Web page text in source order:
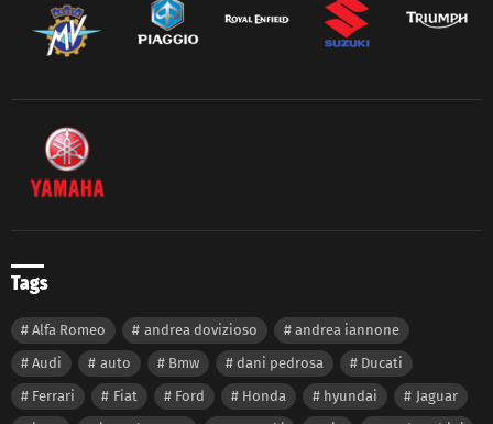
Tags
Alfa Romeo andrea dovizioso
andrea iannone
Audi
auto Bmw dani pedrosa
Ducati
Ferrari
Fiat Ford Honda hyundai
Jaguar